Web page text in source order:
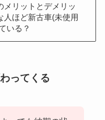
メリットとデメリッ
人ほど新古車(未使用
いる？
ってくる